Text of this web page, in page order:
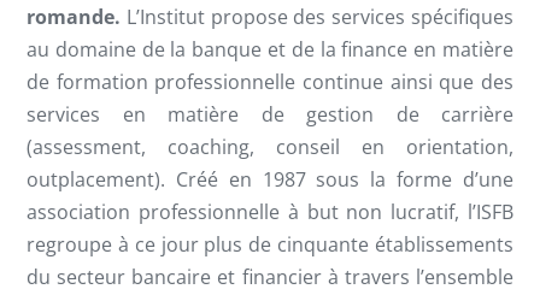
romande. L’Institut propose des services spécifiques
au domaine de la banque et de la finance en matière
de formation professionnelle continue ainsi que des
services en matière de gestion de carrière
(assessment, coaching, conseil en orientation,
outplacement). Créé en 1987 sous la forme d’une
association professionnelle à but non lucratif, l’ISFB
regroupe à ce jour plus de cinquante établissements
du secteur bancaire et financier à travers l’ensemble